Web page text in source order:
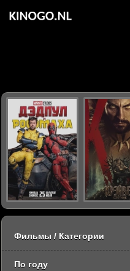
Фильмы / Категории
По году